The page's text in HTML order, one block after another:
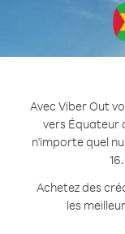
Avec Viber Out
vers Équateur
n'importe quel
Achetez des
les